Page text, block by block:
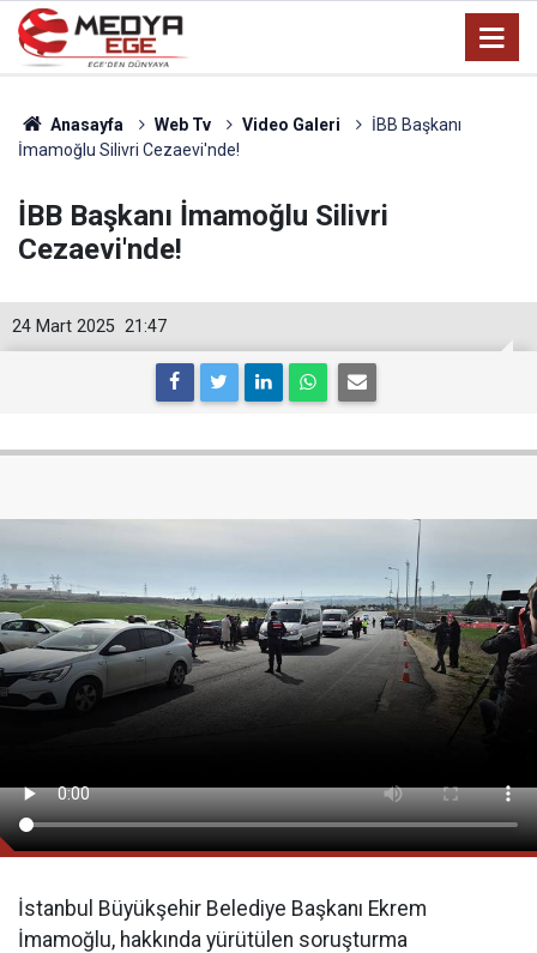
Anasayfa Web Tv Video Galeri
İBB Başkanı
İmamoğlu Silivri Cezaevi'nde!
İBB Başkanı İmamoğlu Silivri
Cezaevi'nde!
21:47
24 Mart 2025
İstanbul Büyükşehir Belediye Başkanı Ekrem
İmamoğlu, hakkında yürütülen soruşturma